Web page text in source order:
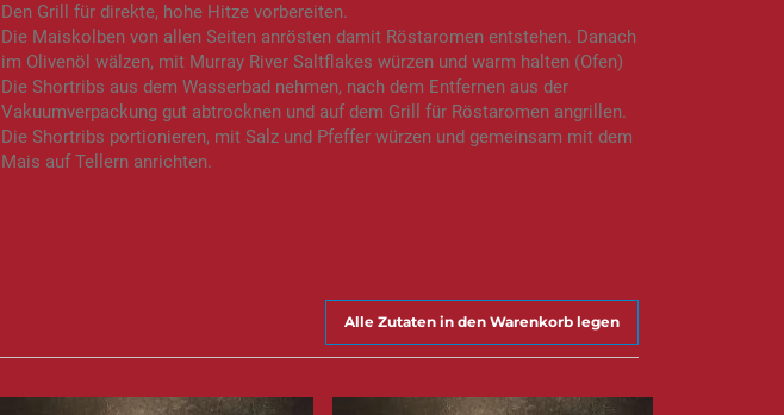
Den Grill für direkte, hohe Hitze vorbereiten.
Die Maiskolben von allen Seiten anrösten damit Röstaromen entstehen. Danach
im Olivenöl wälzen, mit Murray River Saltflakes würzen und warm halten (Ofen)
Die Shortribs aus dem Wasserbad nehmen, nach dem Entfernen aus der
Vakuumverpackung gut abtrocknen und auf dem Grill für Röstaromen angrillen.
Die Shortribs portionieren, mit Salz und Pfeffer würzen und gemeinsam mit dem
Mais auf Tellern anrichten.
Alle Zutaten in den Warenkorb legen